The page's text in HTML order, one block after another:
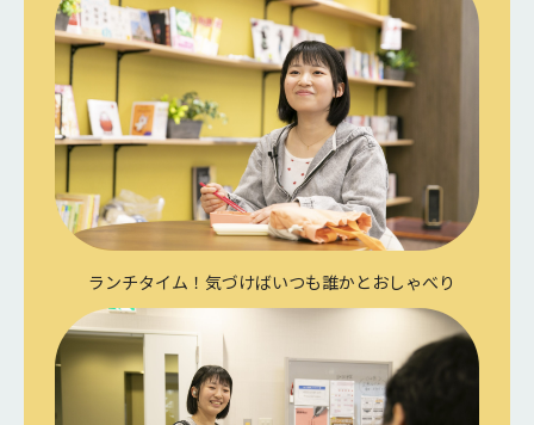
ランチタイム！気づけばいつも誰かとおしゃべり